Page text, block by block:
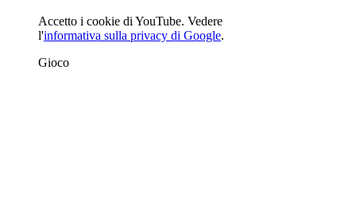
Accetto i cookie di YouTube. Vedere
l'informativa sulla privacy di Google.
Gioco